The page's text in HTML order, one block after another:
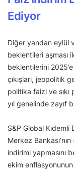
Ediyor
Diğer yandan eylül
beklentileri aşması
beklentilerini
çıkışları, jeopolitik
politika faizi ve
yıl genelinde zayıf
S&P Global
Merkez
indirimi yapmasını
ekim enflasyonunun